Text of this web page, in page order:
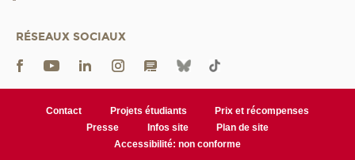
RÉSEAUX SOCIAUX
Contact Projets étudiants
Prix et récompenses
Presse
Infos site
Plan de site
Accessibilité: non conforme